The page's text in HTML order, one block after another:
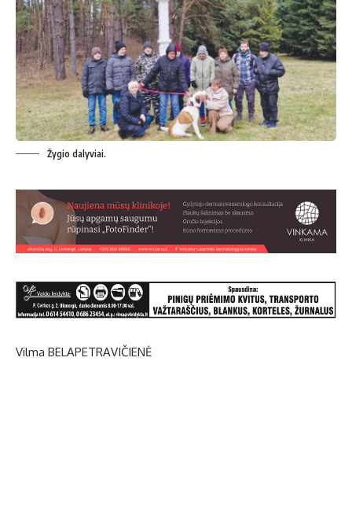
Žygio dalyviai.
Vilma BELAPETRAVIČIENĖ